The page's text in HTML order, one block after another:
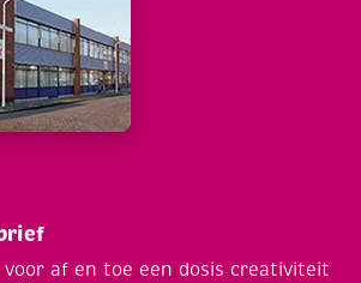
af en toe een dosis creativiteit